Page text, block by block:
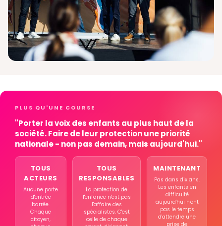
PLUS QU'UNE COURSE
"Porter la voix des enfants au plus haut de la
société. Faire de leur protection une priorité
nationale - non pas demain, mais aujourd'hui."
TOUS
ACTEURS
Aucune porte
d'entrée
barrée.
Chaque
citoyen,
TOUS
RESPONSABLES
La protection de
l'enfance n'est pas
l'affaire des
spécialistes. C'est
celle de chaque
MAINTENANT
Pas dans dix ans.
Les enfants en
difficulté
aujourd'hui n'ont
pas le temps
d'attendre une
prise de